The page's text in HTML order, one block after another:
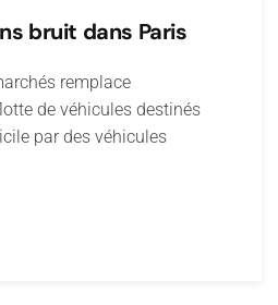
bruit dans Paris
remplace
de véhicules destinés
par des véhicules